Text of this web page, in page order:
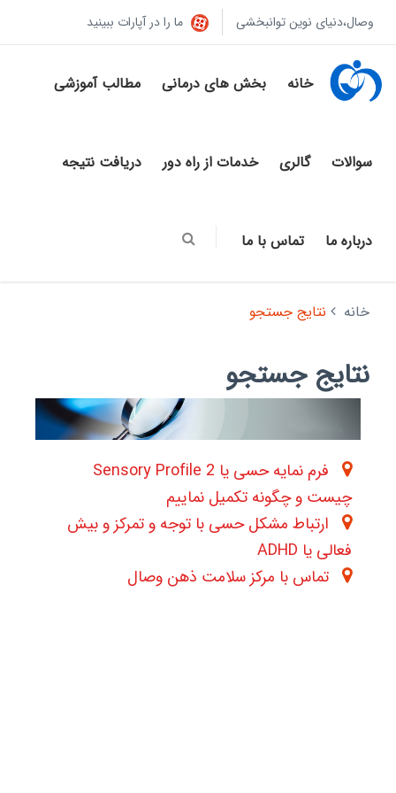
وصال،دنیای نوین توانبخشی ما را در آپارات ببینید
خانه بخش های درمانی مطالب آموزشی
سوالات گالری خدمات از راه دور دریافت نتیجه
درباره ما تماس با ما
خانه نتایج جستجو
نتایج جستجو
فرم نمایه حسی یا 2 Sensory Profile
چیست و چگونه تکمیل نماییم
ارتباط مشکل حسی با توجه و تمرکز و بیش
فعالی یا ADHD
تماس با مرکز سلامت ذهن وصال